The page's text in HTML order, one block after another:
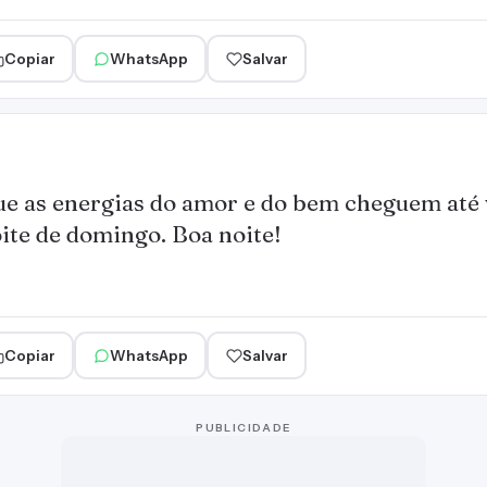
Copiar WhatsApp Salvar
as energias do amor e do bem cheguem
de domingo. Boa noite!
Copiar WhatsApp Salvar
PUBLICIDADE